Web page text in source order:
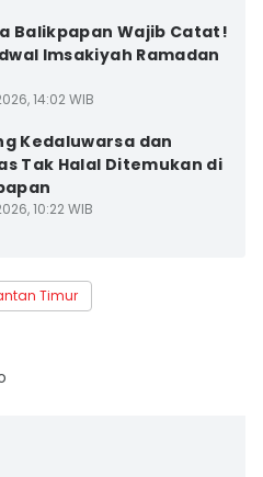
Balikpapan Wajib Catat!
Imsakiyah Ramadan
14:02 WIB
Kedaluwarsa dan
Tak Halal Ditemukan di
10:22 WIB
Timur